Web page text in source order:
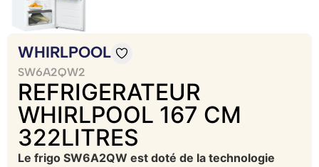
WHIRLPOOL
SW6A2QW2
REFRIGERATEUR
WHIRLPOOL 167 CM
322LITRES
Le frigo SW6A2QW est doté de la technologie